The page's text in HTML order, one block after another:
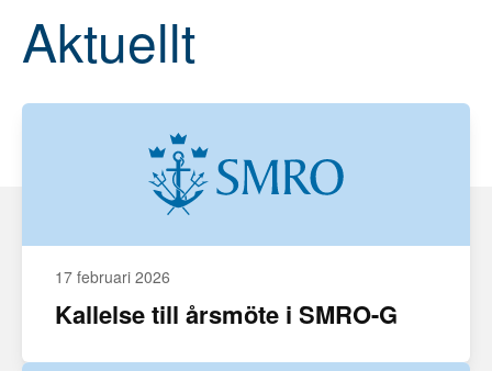
Aktuellt
17 februari 2026
Kallelse till årsmöte i SMRO-G